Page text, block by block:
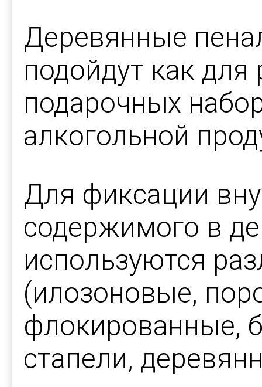
Деревянные
подойдут как
подарочных
алкогольной
Для фиксации
содержимого в
используются
(илозоновые,
флокированные,
стапели,